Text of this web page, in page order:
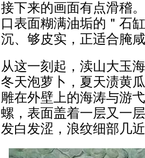
接下来的画面有点滑稽
口表面糊满油垢的＂石
沉、够皮实，正适合腌咸
从这一刻起，渎山大玉
冬天泡萝卜，夏天渍黄
雕在外壁上的海涛与游
螺，表面盖着一层又一
发白发涩，浪纹细部几近